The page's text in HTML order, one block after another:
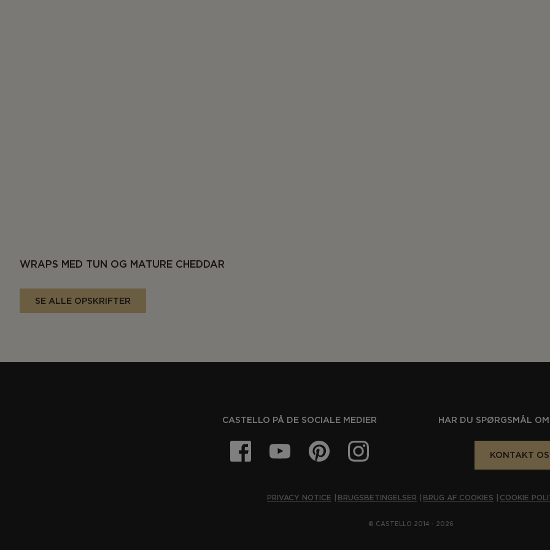
WRAPS MED TUN OG MATURE CHEDDAR
SE ALLE OPSKRIFTER
CASTELLO PÅ DE SOCIALE MEDIER HAR DU SPØRGSMÅL
KONTAKT
PRIVACY NOTICE BRUGSBETINGELSER BRUG AF COOKIES COOKIE
© CASTELLO 2014 - 2026